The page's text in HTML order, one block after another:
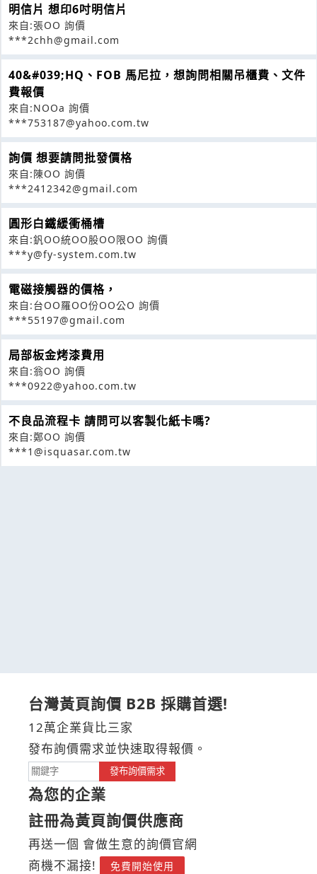
明信片 想印6吋明信片
來自:張OO 詢價
***2chh@gmail.com
40&#039;HQ、FOB 馬尼拉，想詢問相關吊櫃費、文件
費報價
來自:NOOa 詢價
***753187@yahoo.com.tw
詢價 想要請問批發價格
來自:陳OO 詢價
***2412342@gmail.com
圓形白鐵緩衝桶槽
來自:釩OO統OO股OO限OO 詢價
***y@fy-system.com.tw
電磁接觸器的價格，
來自:台OO羅OO份OO公O 詢價
***55197@gmail.com
局部板金烤漆費用
來自:翁OO 詢價
***0922@yahoo.com.tw
不良品流程卡 請問可以客製化紙卡嗎?
來自:鄭OO 詢價
***1@isquasar.com.tw
台灣黃頁詢價 B2B 採購首選!
12萬企業貨比三家
發布詢價需求並快速取得報價。
發布詢價需求
為您的企業
註冊為黃頁詢價供應商
再送一個 會做生意的詢價官網
商機不漏接!
免費開始使用